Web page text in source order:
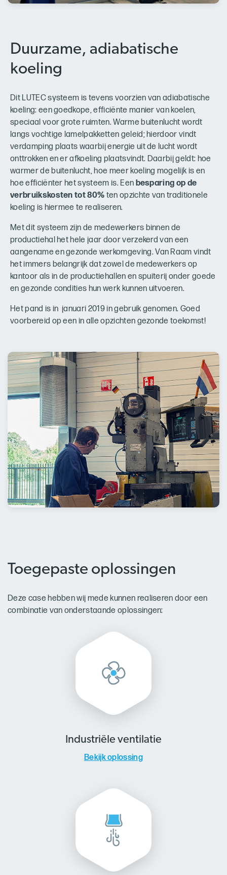
Duurzame, adiabatische
koeling
Dit LUTEC systeem is tevens voorzien van adiabatische
koeling: een goedkope, efficiënte manier van koelen,
speciaal voor grote ruimten. Warme buitenlucht wordt
langs vochtige lamelpakketten geleid; hierdoor vindt
verdamping plaats waarbij energie uit de lucht wordt
onttrokken en er afkoeling plaatsvindt. Daarbij geldt: hoe
warmer de buitenlucht, hoe meer koeling mogelijk is en
hoe efficiënter het systeem is. Een besparing op de
verbruikskosten tot 80% ten opzichte van traditionele
koeling is hiermee te realiseren.
Met dit systeem zijn de medewerkers binnen de
productiehal het hele jaar door verzekerd van een
aangename en gezonde werkomgeving. Van Raam vindt
het immers belangrijk dat zowel de medewerkers op
kantoor als in de productiehallen en spuiterij onder goede
en gezonde condities hun werk kunnen uitvoeren.
Het pand is in januari 2019 in gebruik genomen. Goed
voorbereid op een in alle opzichten gezonde toekomst!
Toegepaste oplossingen
Deze case hebben wij mede kunnen realiseren door een
combinatie van onderstaande oplossingen:
Industriële ventilatie
Bekijk oplossing